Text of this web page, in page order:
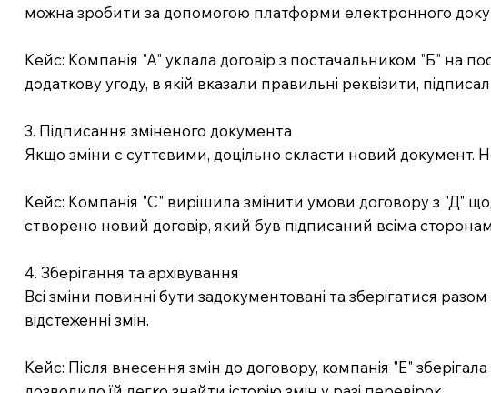
можна зробити за допомогою платформи електронного
Кейс: Компанія "А" уклала договір з постачальником "Б" на
додаткову угоду, в якій вказали правильні реквізити,
3. Підписання зміненого документа
Якщо зміни є суттєвими, доцільно скласти новий документ.
Кейс: Компанія "С" вирішила змінити умови договору з "Д"
створено новий договір, який був підписаний всіма
4. Зберігання та архівування
Всі зміни повинні бути задокументовані та зберігатися
відстеженні змін.
Кейс: Після внесення змін до договору, компанія "Е"